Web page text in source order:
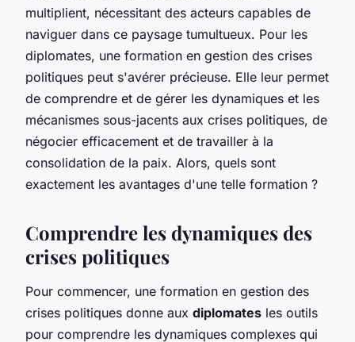
multiplient, nécessitant des acteurs capables de
naviguer dans ce paysage tumultueux. Pour les
diplomates, une formation en gestion des crises
politiques peut s'avérer précieuse. Elle leur permet
de comprendre et de gérer les dynamiques et les
mécanismes sous-jacents aux crises politiques, de
négocier efficacement et de travailler à la
consolidation de la paix. Alors, quels sont
exactement les avantages d'une telle formation ?
Comprendre les dynamiques des
crises politiques
Pour commencer, une formation en gestion des
crises politiques donne aux diplomates les outils
pour comprendre les dynamiques complexes qui